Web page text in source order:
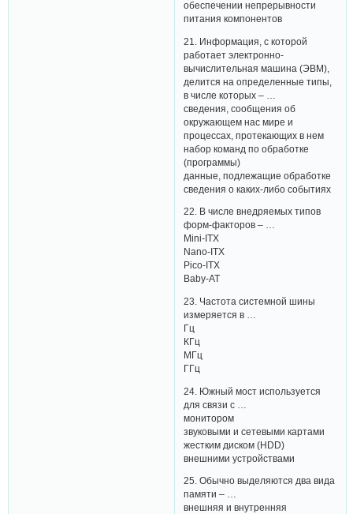
обеспечении непрерывности
питания компонентов
21. Информация, с которой
работает электронно-
вычислительная машина (ЭВМ),
делится на определенные типы,
в числе которых – …
сведения, сообщения об
окружающем нас мире и
процессах, протекающих в нем
набор команд по обработке
(программы)
данные, подлежащие обработке
сведения о каких-либо событиях
22. В числе внедряемых типов
форм-факторов – …
Mini-ITX
Nano-ITX
Pico-ITX
Baby-AT
23. Частота системной шины
измеряется в …
Гц
КГц
МГц
ГГц
24. Южный мост используется
для связи с …
монитором
звуковыми и сетевыми картами
жестким диском (HDD)
внешними устройствами
25. Обычно выделяются два вида
памяти – …
внешняя и внутренняя